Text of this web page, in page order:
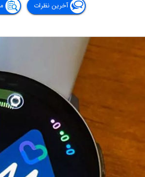
آخرین نظرات